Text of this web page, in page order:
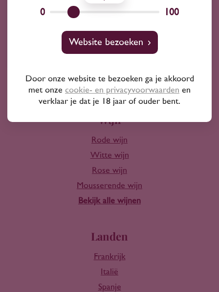
Wij kunnen je altijd adviseren
Wijnprofessionals
10+ jaar ervaring
Wijn
Rode wijn
Witte wijn
Rose wijn
Mousserende wijn
Bekijk alle wijnen
Landen
Frankrijk
Italië
Spanje
0 100
Website bezoeken
Door onze website te bezoeken ga je akkoord
met onze cookie- en privacyvoorwaarden en
verklaar je dat je 18 jaar of ouder bent.